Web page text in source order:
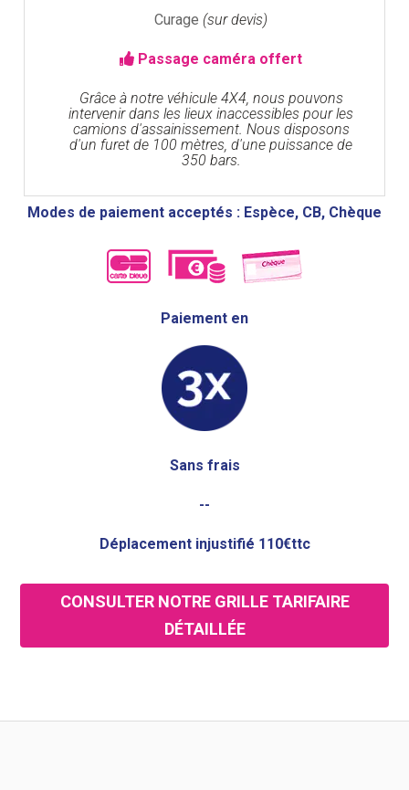
Curage (sur devis)
Passage caméra offert
Grâce à notre véhicule 4X4, nous pouvons
intervenir dans les lieux inaccessibles pour les
camions d'assainissement. Nous disposons
d'un furet de 100 mètres, d'une puissance de
350 bars.
Modes de paiement acceptés : Espèce, CB, Chèque
Paiement en
Sans frais
--
Déplacement injustifié 110€ttc
CONSULTER NOTRE GRILLE TARIFAIRE
DÉTAILLÉE